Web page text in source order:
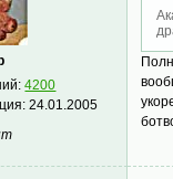
4200
24.01.2005